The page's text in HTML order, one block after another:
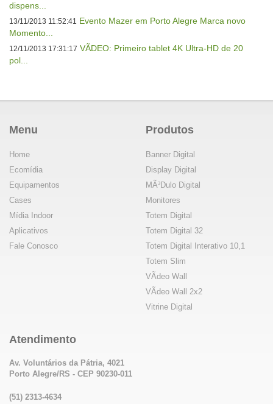
dispens...
13/11/2013 11:52:41 Evento Mazer em Porto Alegre Marca novo
Momento...
12/11/2013 17:31:17 VÃDEO: Primeiro tablet 4K Ultra-HD de 20
pol...
Menu
Home
Ecomídia
Equipamentos
Cases
Mídia Indoor
Aplicativos
Fale Conosco
Produtos
Banner Digital
Display Digital
MÃ³dulo Digital
Monitores
Totem Digital
Totem Digital 32
Totem Digital Interativo 10,1
Totem Slim
VÃ­deo Wall
VÃ­deo Wall 2x2
Vitrine Digital
Atendimento
Av. Voluntários da Pátria, 4021
Porto Alegre/RS - CEP 90230-011
(51) 2313-4634